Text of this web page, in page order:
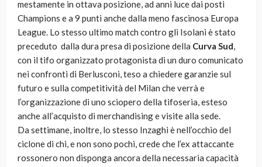
mestamente in ottava posizione, ad anni luce dai posti
Champions e a 9 punti anche dalla meno fascinosa Europa
League. Lo stesso ultimo match contro gli Isolani è stato
preceduto dalla dura presa di posizione della Curva Sud,
con il tifo organizzato protagonista di un duro comunicato
nei confronti di Berlusconi, teso a chiedere garanzie sul
futuro e sulla competitività del Milan che verrà e
l’organizzazione di uno sciopero della tifoseria, esteso
anche all’acquisto di merchandising e visite alla sede.
Da settimane, inoltre, lo stesso Inzaghi è nell’occhio del
ciclone di chi, e non sono pochi, crede che l’ex attaccante
rossonero non disponga ancora della necessaria capacità